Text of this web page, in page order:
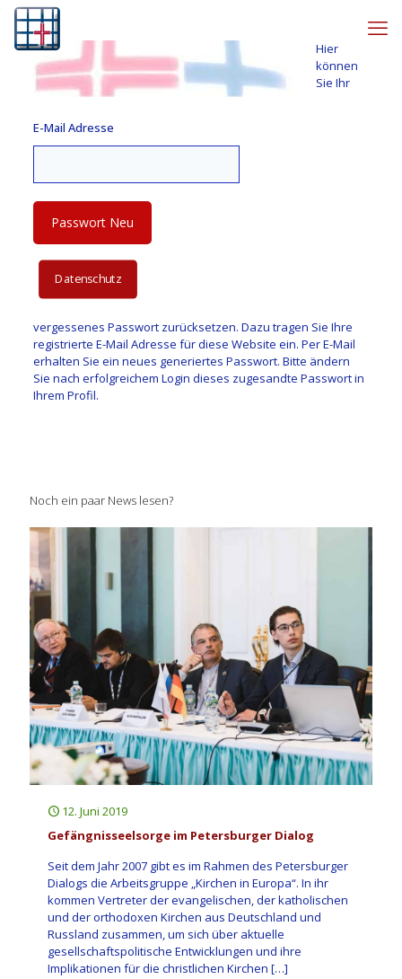
E-Mail Adresse
Datenschutz
Hier
können
Sie Ihr
vergessenes Passwort zurücksetzen. Dazu tragen Sie Ihre
registrierte E-Mail Adresse für diese Website ein. Per E-Mail
erhalten Sie ein neues generiertes Passwort. Bitte ändern
Sie nach erfolgreichem Login dieses zugesandte Passwort in
Ihrem Profil.
Noch ein paar News lesen?
12. Juni 2019
Gefängnisseelsorge im Petersburger Dialog
Seit dem Jahr 2007 gibt es im Rahmen des Petersburger
Dialogs die Arbeitsgruppe „Kirchen in Europa“. In ihr
kommen Vertreter der evangelischen, der katholischen
und der orthodoxen Kirchen aus Deutschland und
Russland zusammen, um sich über aktuelle
gesellschaftspolitische Entwicklungen und ihre
Implikationen für die christlichen Kirchen […]